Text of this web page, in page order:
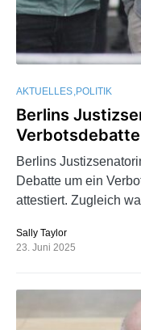
AKTUELLES POLITIK
Berlins
Verbotsdebatte
Berlins
Debatte um ein
attestiert. Zugleich
Sally Taylor
23. Juni 2025